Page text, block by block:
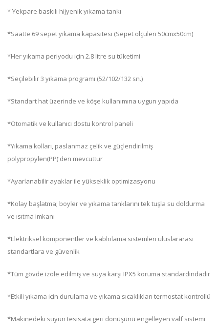
* Yekpare baskılı hijyenik yıkama tankı
*Saatte 69 sepet yıkama kapasitesi (Sepet ölçüleri 50cmx50cm)
*Her yıkama periyodu için 2.8 litre su tüketimi
*Seçilebilir 3 yıkama programı (52/102/132 sn.)
*Standart hat üzerinde ve köşe kullanımına uygun yapıda
*Otomatik ve kullanıcı dostu kontrol paneli
*Yıkama kolları, paslanmaz çelik ve güçlendirilmiş
polypropylen(PP)'den mevcuttur
*Ayarlanabilir ayaklar ile yükseklik optimizasyonu
*Kolay başlatma; boyler ve yıkama tanklarını tek tuşla su doldurma
ve ısıtma imkanı
*Elektriksel komponentler ve kablolama sistemleri uluslararası
standartlara ve güvenlik
*Tüm gövde izole edilmiş ve suya karşı IPX5 koruma standardındadır
*Etkili yıkama için durulama ve yıkama sıcaklıkları termostat kontrollü
*Makinedeki suyun tesisata geri dönüşünü engelleyen valf sistemi